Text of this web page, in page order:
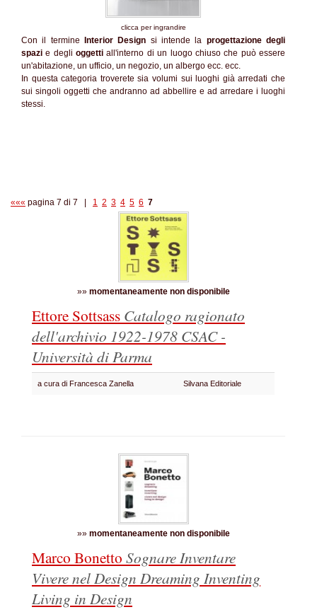
clicca per ingrandire
Con il termine Interior Design si intende la progettazione degli
spazi e deglioggetti all'interno di un luogo chiuso che può essere
un'abitazione, un ufficio, un negozio, un albergo ecc. ecc.
In questa categoria troverete sia volumi sui luoghi già arredati che
sui singoli oggetti che andranno ad abbellire e ad arredare i luoghi
stessi.
««« pagina 7 di 7 | 1 2 3 4 5 6 7
»» momentaneamente non disponibile
Ettore Sottsass Catalogo ragionato
dell'archivio 1922-1978 CSAC -
Università di Parma
a cura di Francesca Zanella Silvana Editoriale
»» momentaneamente non disponibile
Marco Bonetto Sognare Inventare
Vivere nel Design Dreaming Inventing
Living in Design